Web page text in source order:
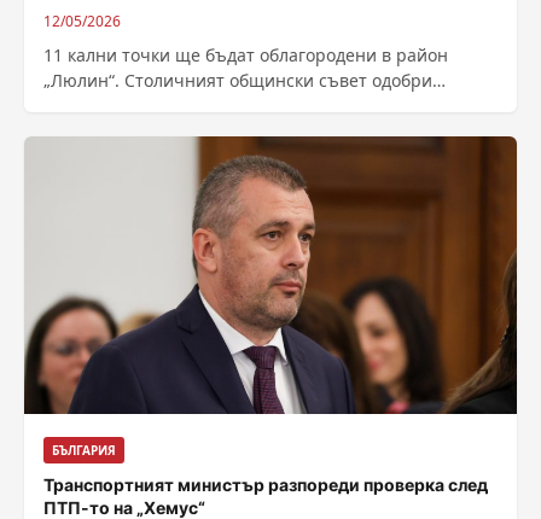
12/05/2026
11 кални точки ще бъдат облагородени в район
„Люлин“. Столичният общински съвет одобри
БЪЛГАРИЯ
Транспортният министър разпореди проверка след
ПТП-то на „Хемус“